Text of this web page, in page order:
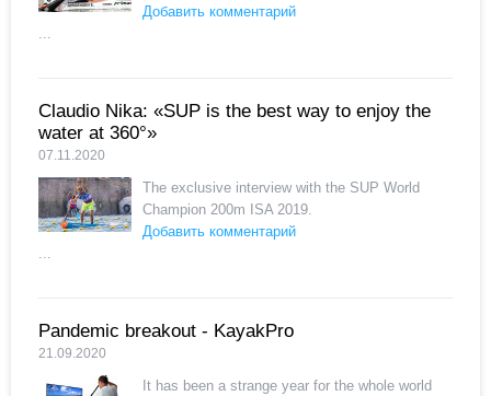
Добавить комментарий
...
Claudio Nika: «SUP is the best way to enjoy the
water at 360°»
07.11.2020
The exclusive interview with the SUP World
Champion 200m ISA 2019.
Добавить комментарий
...
Pandemic breakout - KayakPro
21.09.2020
It has been a strange year for the whole world